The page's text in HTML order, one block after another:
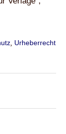
, Urheberrecht